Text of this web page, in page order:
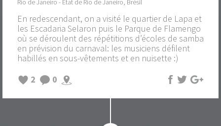
Rio de Janeiro - État de Rio de Janeiro, Brésil
En redescendant, on a visité le quartier de Lapa et
les Escadaria Selaron puis le Parque de Flamengo
où se déroulent des répétitions d’écoles de samba
en prévision du carnaval: les musiciens défilent
habillés en sous-vêtements et en nuisette :)
2
0